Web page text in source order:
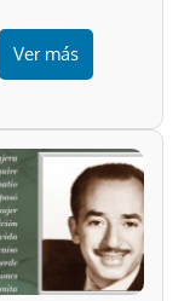
Ver más